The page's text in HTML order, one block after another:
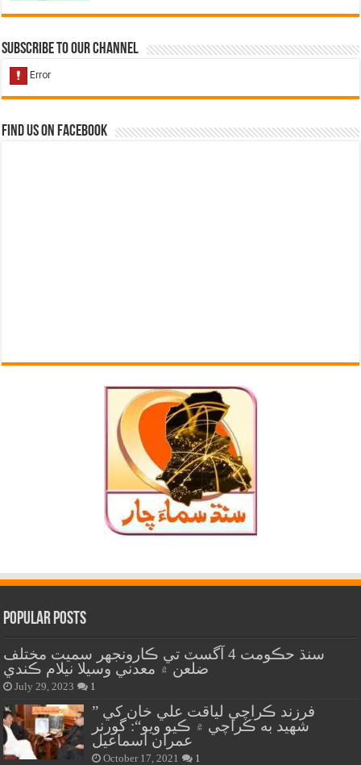
Subscribe to our Channel
Find us on Facebook
Popular Posts
سنڌ حڪومت 4 آگسٽ تي ڪارونجهر سميت مختلف
ضلعن ۾ معدني وسيلا نيلام ڪندي
July 29, 2023 1
” فرزند ڪراچي لياقت علي خان کي
شهيد به ڪراچي ۾ ڪيو ويو“: گورنر
عمران اسماعيل
October 17, 2021 1